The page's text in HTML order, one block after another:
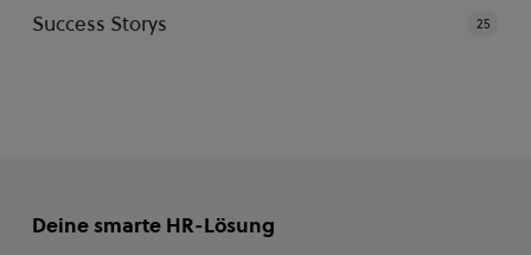
Success Storys 25
Deine smarte HR-Lösung